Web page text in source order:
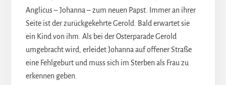
Anglicus – Johanna – zum neuen Papst. Immer an ihrer
Seite ist der zurückgekehrte Gerold. Bald erwartet sie
ein Kind von ihm. Als bei der Osterparade Gerold
umgebracht wird, erleidet Johanna auf offener Straße
eine Fehlgeburt und muss sich im Sterben als Frau zu
erkennen geben.